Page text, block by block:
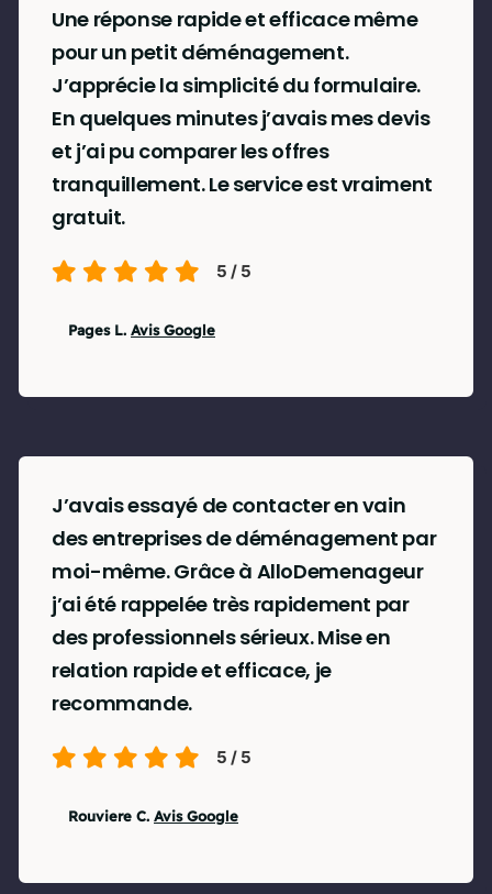
Une réponse rapide et efficace même
pour un petit déménagement.
J’apprécie la simplicité du formulaire.
En quelques minutes j’avais mes devis
et j’ai pu comparer les offres
tranquillement. Le service est vraiment
gratuit.
5 / 5
Pages L. Avis Google
J’avais essayé de contacter en vain
des entreprises de déménagement par
moi-même. Grâce à AlloDemenageur
j’ai été rappelée très rapidement par
des professionnels sérieux. Mise en
relation rapide et efficace, je
recommande.
5 / 5
Rouviere C. Avis Google